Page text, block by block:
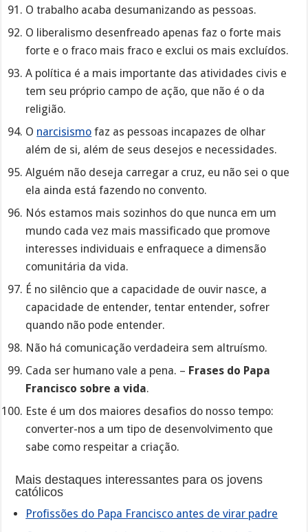
O trabalho acaba desumanizando as pessoas.
O liberalismo desenfreado apenas faz o forte mais
forte e o fraco mais fraco e exclui os mais excluídos.
A política é a mais importante das atividades civis e
tem seu próprio campo de ação, que não é o da
religião.
O narcisismo faz as pessoas incapazes de olhar
além de si, além de seus desejos e necessidades.
Alguém não deseja carregar a cruz, eu não sei o que
ela ainda está fazendo no convento.
Nós estamos mais sozinhos do que nunca em um
mundo cada vez mais massificado que promove
interesses individuais e enfraquece a dimensão
comunitária da vida.
É no silêncio que a capacidade de ouvir nasce, a
capacidade de entender, tentar entender, sofrer
quando não pode entender.
Não há comunicação verdadeira sem altruísmo.
Cada ser humano vale a pena. – Frases do Papa
Francisco sobre a vida.
Este é um dos maiores desafios do nosso tempo:
converter-nos a um tipo de desenvolvimento que
sabe como respeitar a criação.
Mais destaques interessantes para os jovens
católicos
Profissões do Papa Francisco antes de virar padre